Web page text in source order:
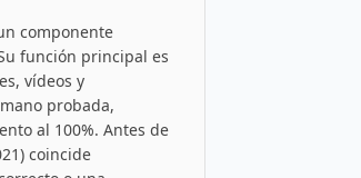
componente
función principal es
vídeos y
probada,
al 100%. Antes de
coincide